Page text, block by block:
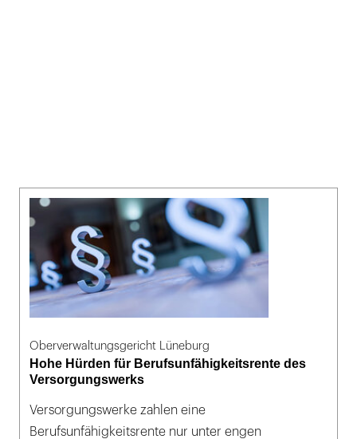
Oberverwaltungsgericht Lüneburg
Hohe Hürden für Berufsunfähigkeitsrente des
Versorgungswerks
Versorgungswerke zahlen eine
Berufsunfähigkeitsrente nur unter engen